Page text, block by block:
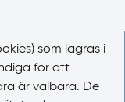
som lagras i
för att
är valbara. De